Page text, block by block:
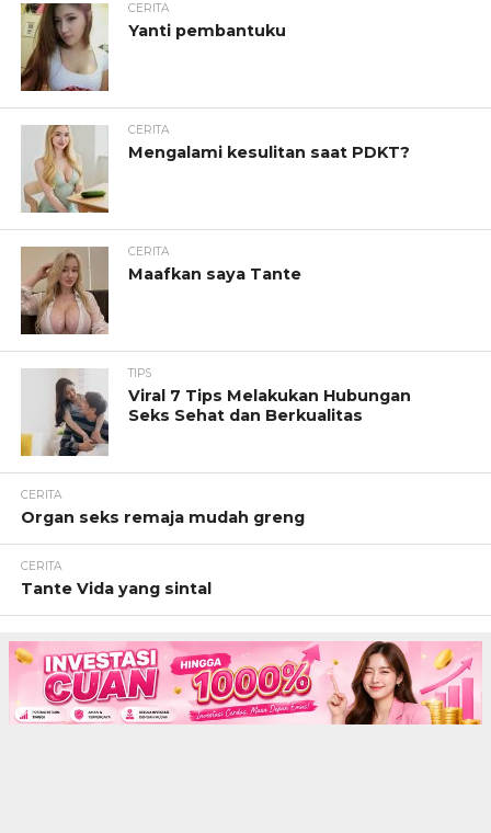
CERITA
Yanti pembantuku
CERITA
Mengalami kesulitan saat PDKT?
CERITA
Maafkan saya Tante
TIPS
Viral 7 Tips Melakukan Hubungan
Seks Sehat dan Berkualitas
CERITA
Organ seks remaja mudah greng
CERITA
Tante Vida yang sintal